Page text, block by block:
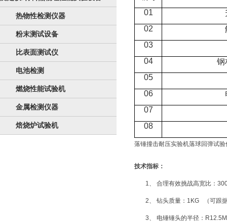
热物性检测仪器
粉末测试设备
比表面测试仪
电池检测
燃烧性能试验机
金属检测仪器
焙烧炉试验机
01
02
03
04
钢
05
06
07
08
落锤撞击耐压实验机落球回弹试
技术指标：
1、 合理有效挑战高宽比：
2、 钻头质量：1KG （可跟
3、 电锤锤头的半径：